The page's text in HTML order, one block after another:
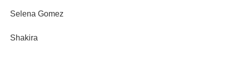
Selena Gomez
Shakira